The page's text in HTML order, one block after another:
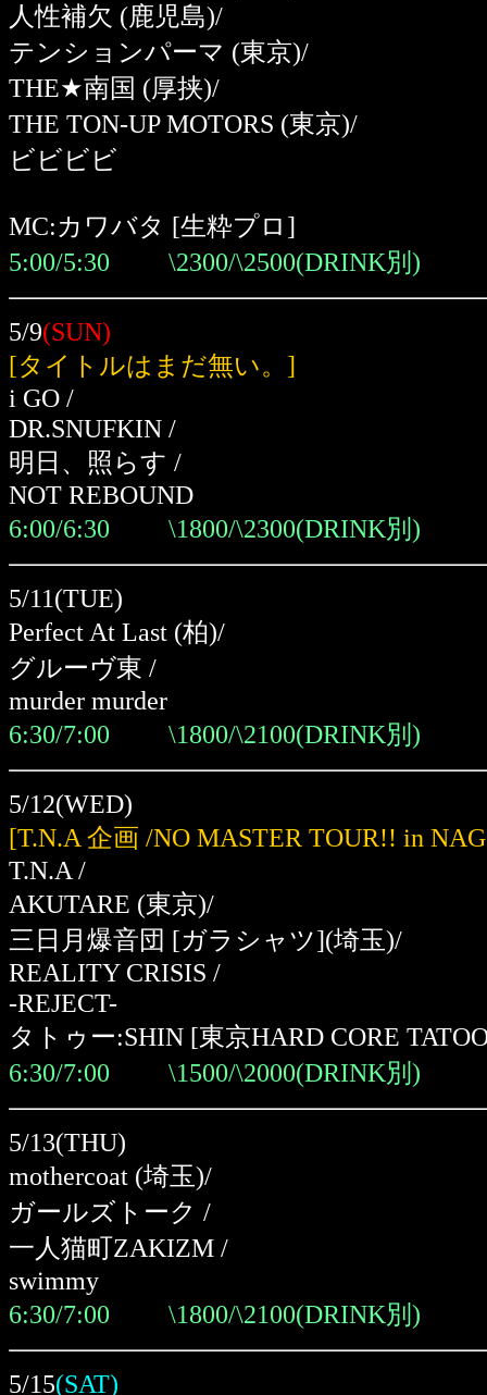
人性補欠 (鹿児島)/
テンションパーマ (東京)/
THE★南国 (厚挟)/
THE TON-UP MOTORS (東京)/
ビビビビ
MC:カワバタ [生粋プロ]
5:00/5:30 \2300/\2500(DRINK別)
5/9(SUN)
[タイトルはまだ無い。]
i GO /
DR.SNUFKIN /
明日、照らす /
NOT REBOUND
6:00/6:30 \1800/\2300(DRINK別)
5/11(TUE)
Perfect At Last (柏)/
グルーヴ東 /
murder murder
6:30/7:00 \1800/\2100(DRINK別)
5/12(WED)
[T.N.A 企画 /NO MASTER TOUR!! in
T.N.A /
AKUTARE (東京)/
三日月爆音団 [ガラシャツ](埼玉)/
REALITY CRISIS /
-REJECT-
タトゥー:SHIN [東京HARD CORE
6:30/7:00 \1500/\2000(DRINK別)
5/13(THU)
mothercoat (埼玉)/
ガールズトーク /
一人猫町ZAKIZM /
swimmy
6:30/7:00 \1800/\2100(DRINK別)
5/15(SAT)